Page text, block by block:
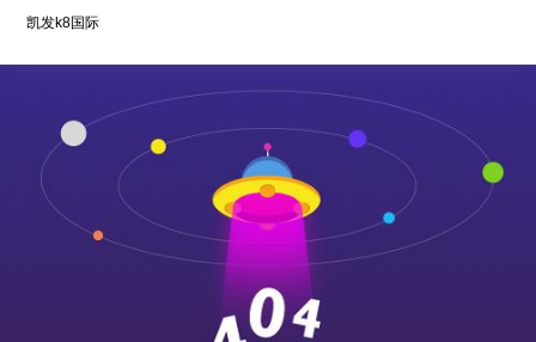
凯发k8国际